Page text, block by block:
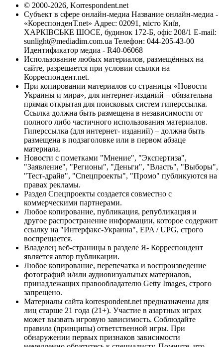
© 2000-2026, Korrespondent.net
Субъект в сфере онлайн-медиа Название онлайн-медиа -
«КореспонденТ.net» Адрес: 02091, місто Київ,
ХАРКІВСЬКЕ ШОСЕ, будинок 172-Б, офіс 208/1 E-mail:
sunlight@mediadim.com.ua Телефон: 044-205-43-00
Идентификатор медиа - R40-06068
Использование любых материалов, размещённых на
сайте, разрешается при условии ссылки на
Корреспондент.net.
При копировании материалов со страницы «Новости
Украины и мира», для интернет-изданий – обязательна
прямая открытая для поисковых систем гиперссылка.
Ссылка должна быть размещена в независимости от
полного либо частичного использования материалов.
Гиперссылка (для интернет- изданий) – должна быть
размещена в подзаголовке или в первом абзаце
материала.
Новости с пометками "Мнение", "Экспертиза",
"Заявление", "Регионы", "Деньги", "Власть", "Выборы",
"Тест-драйв", "Спецпроекты", "Промо" публикуются на
правах рекламы.
Раздел Спецпроекты создается совместно с
коммерческими партнерами.
Любое копирование, публикация, републикация и
другое распространение информации, которое содержит
ссылку на "Интерфакс-Украина", EPA / UPG, строго
воспрещается.
Владелец веб-страницы в разделе Я- Корреспондент
является автор публикации.
Любое копирование, перепечатка и воспроизведение
фотографий и/или аудиовизуальных материалов,
принадлежащих правообладателю Getty Images, строго
запрещено.
Материалы сайта korrespondent.net предназначены для
лиц старше 21 года (21+). Участие в азартных играх
может вызвать игровую зависимость. Соблюдайте
правила (принципы) ответственной игры. При
обнаружении первых признаков зависимости